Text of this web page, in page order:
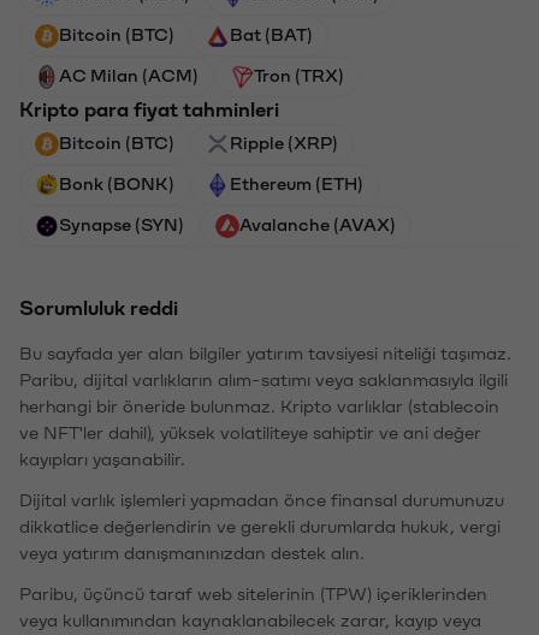
Bitcoin (BTC) Bat (BAT)
AC Milan (ACM) Tron (TRX)
Kripto para fiyat tahminleri
Bitcoin (BTC) Ripple (XRP)
Bonk (BONK) Ethereum (ETH)
Synapse (SYN) Avalanche (AVAX)
Sorumluluk reddi
Bu sayfada yer alan bilgiler yatırım tavsiyesi niteliği taşımaz.
Paribu, dijital varlıkların alım-satımı veya saklanmasıyla ilgili
herhangi bir öneride bulunmaz. Kripto varlıklar (stablecoin
ve NFT'ler dahil), yüksek volatiliteye sahiptir ve ani değer
kayıpları yaşanabilir.
Dijital varlık işlemleri yapmadan önce finansal durumunuzu
dikkatlice değerlendirin ve gerekli durumlarda hukuk, vergi
veya yatırım danışmanınızdan destek alın.
Paribu, üçüncü taraf web sitelerinin (TPW) içeriklerinden
veya kullanımından kaynaklanabilecek zarar, kayıp veya